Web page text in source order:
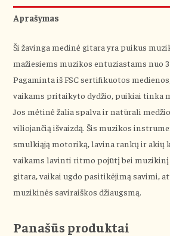
Aprašymas
Ši žavinga medinė gitara yra puikus
mažiesiems muzikos entuziastams nuo
Pagaminta iš FSC sertifikuotos
vaikams pritaikyto dydžio, puikiai tinka
Jos mėtinė žalia spalva ir natūrali
viliojančią išvaizdą. Šis muzikos
smulkiąją motoriką, lavina rankų ir akių
vaikams lavinti ritmo pojūtį bei muzikinį
gitara, vaikai ugdo pasitikėjimą savimi,
muzikinės saviraiškos džiaugsmą.
Panašūs produktai